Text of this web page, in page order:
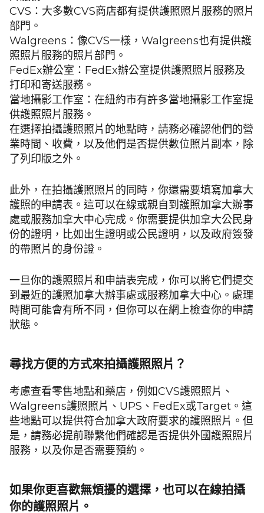
CVS：大多數CVS商店都有提供護照照片服務的照片
部門。
Walgreens：像CVS一樣，Walgreens也有提供護
照照片服務的照片部門。
FedEx辦公室：FedEx辦公室提供護照照片服務及
打印和寄送服務。
當地攝影工作室：在紐約市有許多當地攝影工作室提
供護照照片服務。
在選擇拍攝護照照片的地點時，請務必確認他們的營
業時間、收費，以及他們是否提供數位照片副本，除
了列印版之外。
此外，在拍攝護照照片的同時，你還需要填寫加拿大
護照的申請表。這可以在線或親自到護照加拿大辦事
處或服務加拿大中心完成。你需要提供加拿大公民身
份的證明，比如出生證明或公民證明，以及政府簽發
的帶照片的身份證。
一旦你的護照照片和申請表完成，你可以將它們提交
到最近的護照加拿大辦事處或服務加拿大中心。處理
時間可能會有所不同，但你可以在網上檢查你的申請
狀態。
尋找方便的方式來拍攝護照照片？
考慮查看零售地點和藥店，例如CVS護照照片、
Walgreens護照照片、UPS、FedEx或Target。這
些地點可以提供符合加拿大政府要求的護照照片。但
是，請務必提前聯繫他們確認是否提供外國護照照片
服務，以及你是否需要預約。
如果你更喜歡無煩擾的選擇，也可以在線拍攝
你的護照照片。